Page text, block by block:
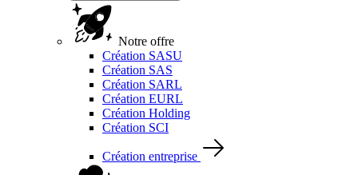
Notre offre
Création SASU
Création SAS
Création SARL
Création EURL
Création Holding
Création SCI
Création entreprise